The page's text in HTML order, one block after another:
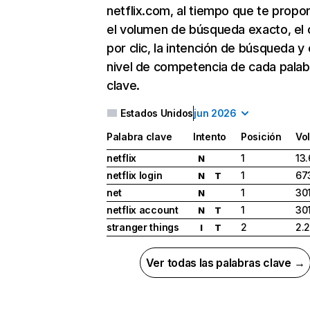
netflix.com, al tiempo que te
el volumen de búsqueda exacto, el
por clic, la intención de búsqueda y
nivel de competencia de cada
clave.
Estados Unidosjun 2026
Palabra clave Intento Posición
netflix
N 1
netflix login
N T 1
net
N 1
netflix account
N T 1
stranger things
I T 2
Ver todas las palabras clave →